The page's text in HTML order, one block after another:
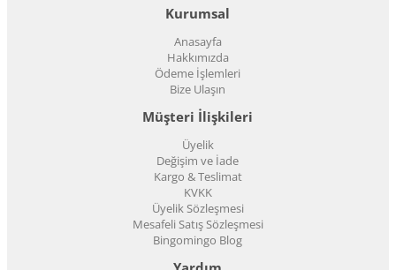
Kurumsal
Anasayfa
Hakkımızda
Ödeme İşlemleri
Bize Ulaşın
Müşteri İlişkileri
Üyelik
Değişim ve İade
Kargo & Teslimat
KVKK
Üyelik Sözleşmesi
Mesafeli Satış Sözleşmesi
Bingomingo Blog